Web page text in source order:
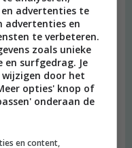
advertenties te
advertenties en
te verbeteren.
zoals unieke
en surfgedrag. Je
door het
opties' knop of
onderaan de
en content,